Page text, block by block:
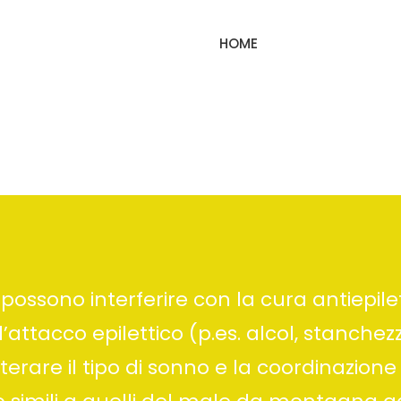
HOME
interferire con la cura
epilettico (p.es. alcol,
il tipo di sonno e la coordinazione